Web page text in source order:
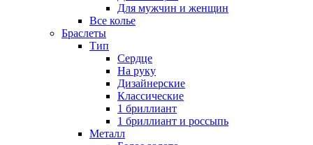
Для мужчин и женщин
Все колье
Браслеты
Тип
Сердце
На руку
Дизайнерские
Классические
1 бриллиант
1 бриллиант и россыпь
Металл